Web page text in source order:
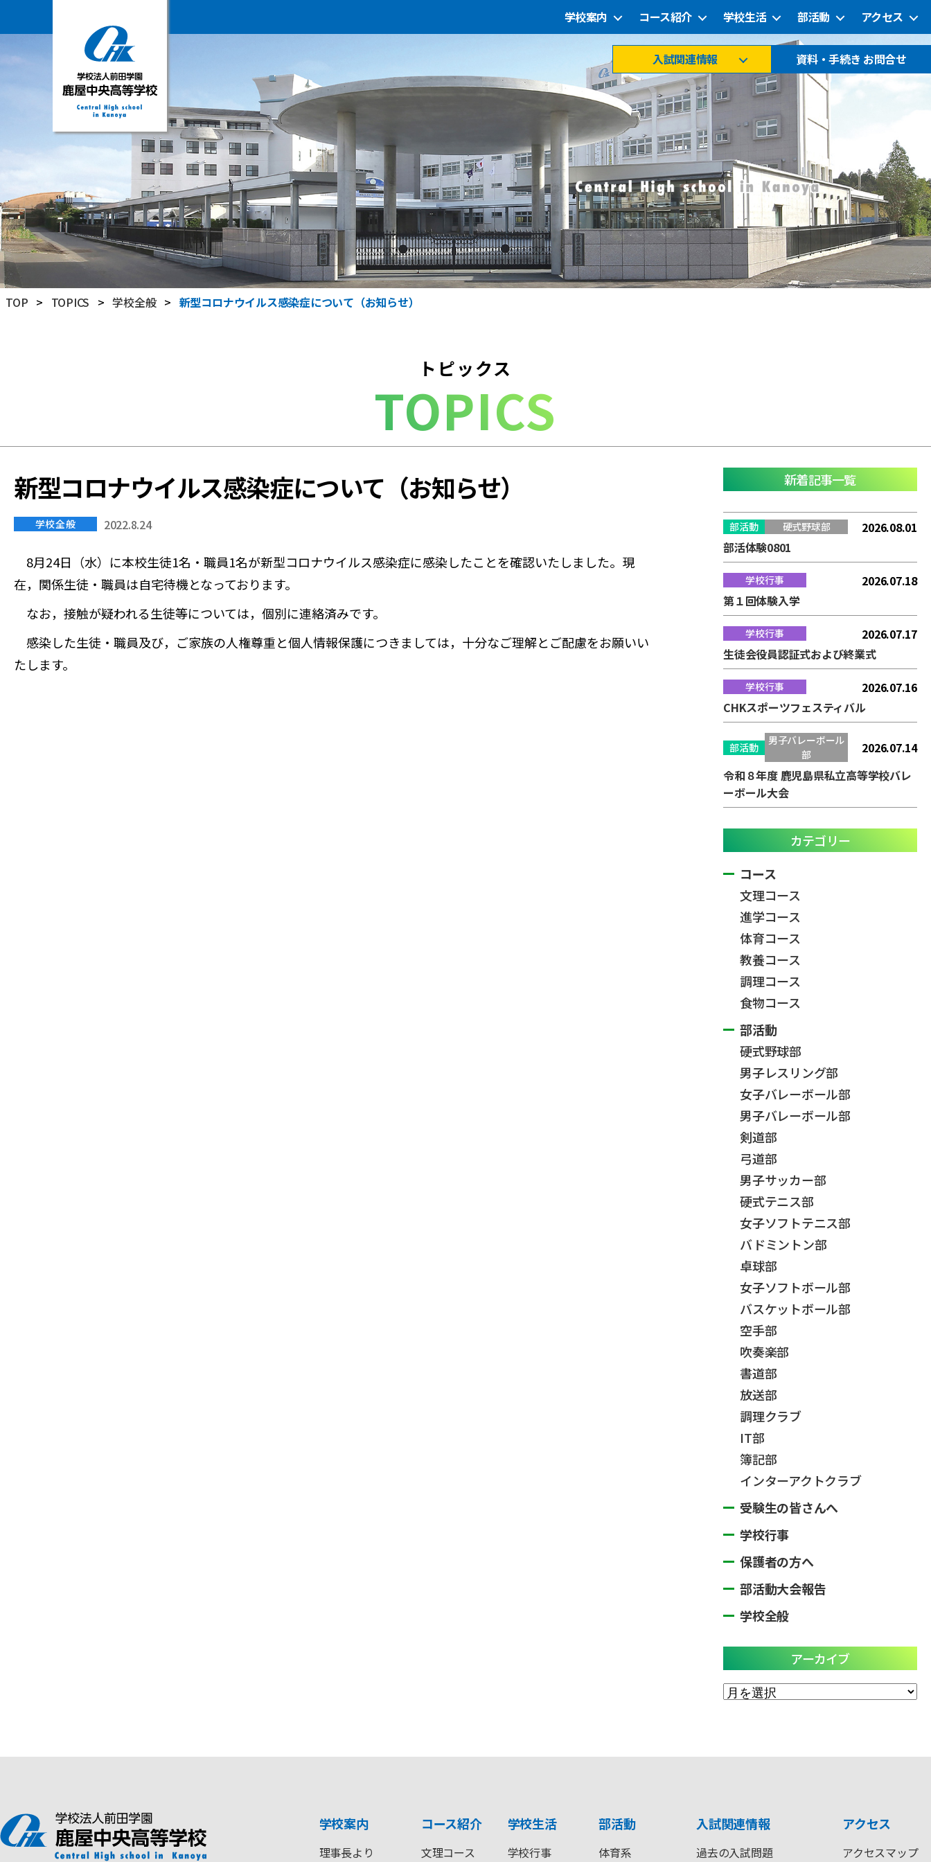
学
校
田
学
園
鹿
屋
中
高
等
学校案内 コース紹介 学校生活 部活動 アクセス
入試関連情報 資料・手続き お問合せ
TOP > TOPICS > 学校全般 > 新型コロナウイルス感染症について（お知らせ）
トピックス
TOPICS
新型コロナウイルス感染症について（お知らせ）
学校全般 2022.8.24
8月24日（水）に本校生徒1名・職員1名が新型コロナウイルス感染症に感染したことを確認いたしました。現
在，関係生徒・職員は自宅待機となっております。
なお，接触が疑われる生徒等については，個別に連絡済みです。
感染した生徒・職員及び，ご家族の人権尊重と個人情報保護につきましては，十分なご理解とご配慮をお願いい
たします。
新着記事一覧
部活動 硬式野球部
2026.08.01
部活体験0801
学校行事
2026.07.18
第１回体験入学
学校行事
2026.07.17
生徒会役員認証式および終業式
学校行事
2026.07.16
CHKスポーツフェスティバル
部活動
男子バレーボール
部
2026.07.14
令和８年度 鹿児島県私立高等学校バレ
ーボール大会
カテゴリー
コース
文理コース
進学コース
体育コース
教養コース
調理コース
食物コース
部活動
硬式野球部
男子レスリング部
女子バレーボール部
男子バレーボール部
剣道部
弓道部
男子サッカー部
硬式テニス部
女子ソフトテニス部
バドミントン部
卓球部
女子ソフトボール部
バスケットボール部
空手部
吹奏楽部
書道部
放送部
調理クラブ
IT部
簿記部
インターアクトクラブ
受験生の皆さんへ
学校行事
保護者の方へ
部活動大会報告
学校全般
アーカイブ
ア
ー
ブ
学校案内
理事長より
コース紹介
文理コース
学校生活
学校行事
部活動
体育系
入試関連情報
過去の入試問題
アクセス
アクセスマップ